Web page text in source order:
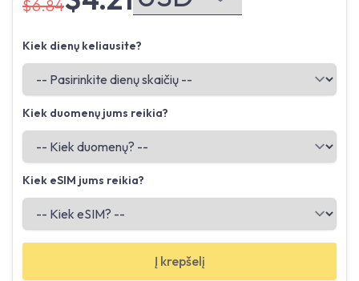
$6.84
Kiek dienų keliausite?
Kiek duomenų jums reikia?
Kiek eSIM jums reikia?
Į krepšelį